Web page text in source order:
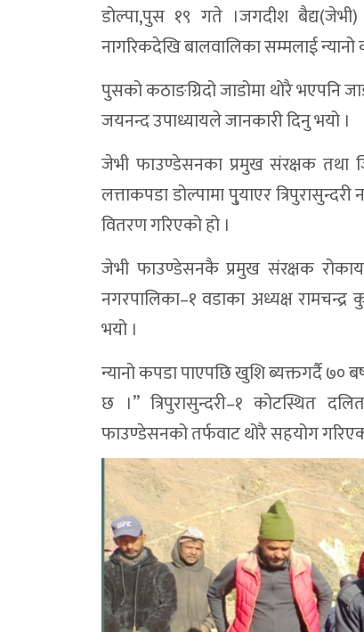
डोल्पा,पुस १९ गते ।जगदीश बैद्य(जेभी)
नागरिकदेखि बालवालिका सम्मलाई
पुसको कठाङग्रिदो जाडोमा थोरै भएपनि
जयनन्द उपाध्यायले जानकारी दिनु भयो ।
जेभी फाउण्डेसनका प्रमुख संरक्षक तथा
लत्ताकपडा डोल्पामा पु्याएर
वितरण गरिएको हो ।
जेभी फाउण्डेसनकै प्रमुख संरक्षक
नगरपालिका–१ वडाका अध्यक्ष
भयो ।
न्यानो कपडा पाएपछि खुशि ब्यक्तगर्दै ७०
छ ।” त्रिपुरासुन्दरी–१ कोटस्थित
फाउण्डेसनको तर्फवाट थोरै सहयोग